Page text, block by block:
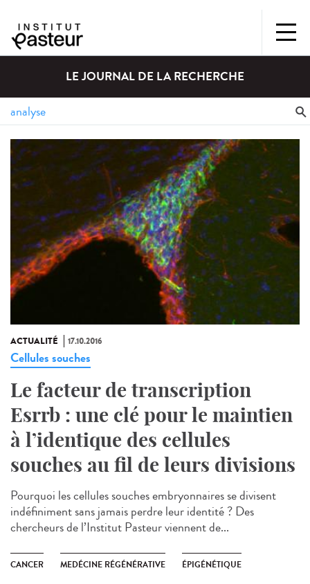
LE JOURNAL DE LA RECHERCHE
ACTUALITÉ 17.10.2016
Cellules souches
Le facteur de transcription
Esrrb : une clé pour le maintien
à l’identique des cellules
souches au fil de leurs divisions
Pourquoi les cellules souches embryonnaires se divisent
indéfiniment sans jamais perdre leur identité ? Des
chercheurs de l’Institut Pasteur viennent de...
CANCER MEDÉCINE RÉGÉNÉRATIVE ÉPIGÉNÉTIQUE